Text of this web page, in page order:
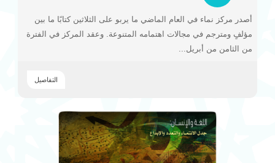
أصدر مركز نماء في العام الماضي ما يربو على الثلاثين كتابًا ما بين
مؤلفٍ ومترجم في مجالات اهتمامه المتنوعة. وعقد المركز في الفترة
من الثامن من أبريل...
التفاصيل